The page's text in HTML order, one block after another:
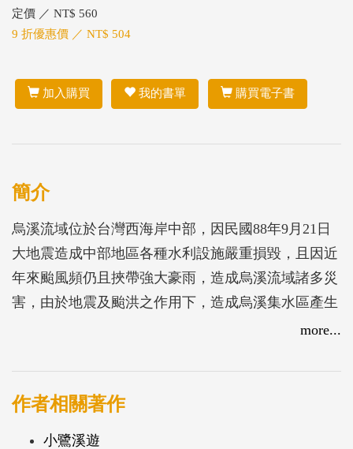
定價 ／ NT$ 560
9 折優惠價 ／ NT$ 504
加入購買 我的書單 購買電子書
簡介
烏溪流域位於台灣西海岸中部，因民國88年9月21日
大地震造成中部地區各種水利設施嚴重損毀，且因近
年來颱風頻仍且挾帶強大豪雨，造成烏溪流域諸多災
害，由於地震及颱洪之作用下，造成烏溪集水區產生
大量鬆散之砂石，河川輸砂特性因之改變，對於烏溪
對烏溪本流(北港溪匯流點以下河道)之河床沖淤穩定
情況進行分析，進而提出治理對策供相關單位參考，
more...
作者相關著作
小鷺溪遊